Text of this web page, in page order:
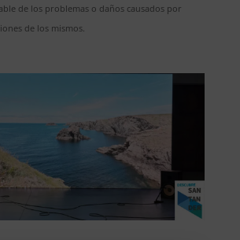
de los problemas o daños causados por
de los mismos.